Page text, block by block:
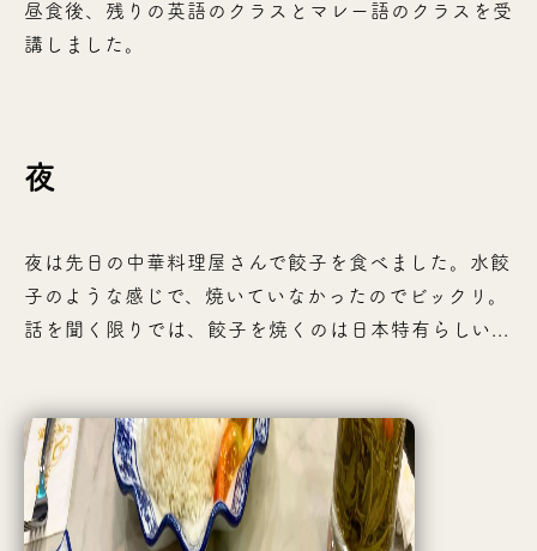
昼食後、残りの英語のクラスとマレー語のクラスを受
講しました。
夜
夜は先日の中華料理屋さんで餃子を食べました。水餃
子のような感じで、焼いていなかったのでビックリ。
話を聞く限りでは、餃子を焼くのは日本特有らしい...